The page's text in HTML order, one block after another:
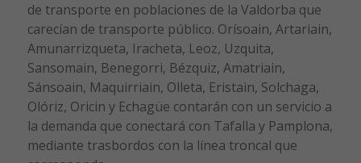
de transporte en poblaciones de la Valdorba que
carecían de transporte público. Orísoain, Artariain,
Amunarrizqueta, Iracheta, Leoz, Uzquita,
Sansomain, Benegorri, Bézquiz, Amatriain,
Sánsoain, Maquirriain, Olleta, Eristain, Solchaga,
Olóriz, Oricin y Echagüe contarán con un servicio a
la demanda que conectará con Tafalla y Pamplona,
mediante trasbordos con la línea troncal que